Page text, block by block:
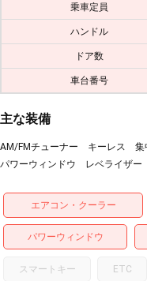
乗車定員
ハンドル
ドア数
車台番号
主な装備
AM/FMチューナー キーレス
パワーウィンドウ レベライザー
エアコン・クーラー
パワーウィンドウ
スマートキー ETC